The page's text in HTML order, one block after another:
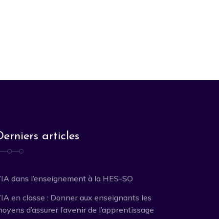
articles
dans l’enseignement à la HES-SO
en classe : Donner aux enseignants les
d’assurer l’avenir de l’apprentissage